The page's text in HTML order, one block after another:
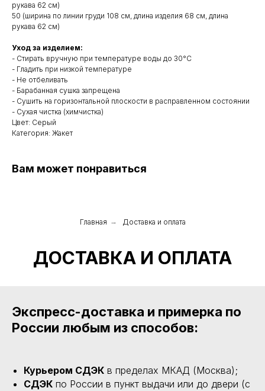
рукава 62 см)
50 (ширина по линии груди 108 см, длина изделия 68 см, длина
рукава 62 см)
Уход за изделием:
- Стирать вручную при температуре воды до 30°C
- Гладить при низкой температуре
- Не отбеливать
- Барабанная сушка запрещена
- Сушить на горизонтальной плоскости в расправленном состоянии
- Сухая чистка (химчистка)
Цвет: Серый
Категория: Жакет
Вам может понравиться
Главная → Доставка и оплата
ДОСТАВКА И ОПЛАТА
Экспресс-доставка и примерка по
России любым из способов:
Курьером СДЭК в пределах МКАД (Москва);
СДЭК по России в пункт выдачи или до двери (с